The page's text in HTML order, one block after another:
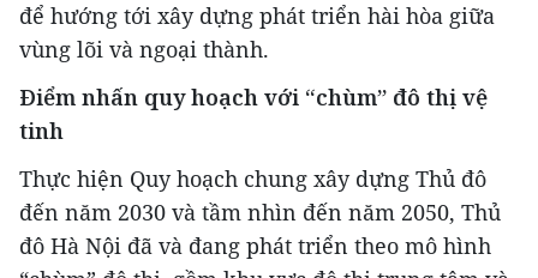
để hướng tới xây dựng phát triển hài hòa giữa
vùng lõi và ngoại thành.
Điểm nhấn quy hoạch với “chùm” đô thị vệ
tinh
Thực hiện Quy hoạch chung xây dựng Thủ đô
đến năm 2030 và tầm nhìn đến năm 2050, Thủ
đô Hà Nội đã và đang phát triển theo mô hình